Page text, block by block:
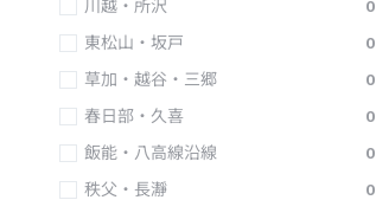
川越・所沢
0
東松山・坂戸
0
草加・越谷・三郷
0
春日部・久喜
0
飯能・八高線沿線
0
秩父・長瀞
0